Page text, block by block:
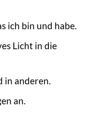
ich bin und habe.
Licht in die
in anderen.
an.